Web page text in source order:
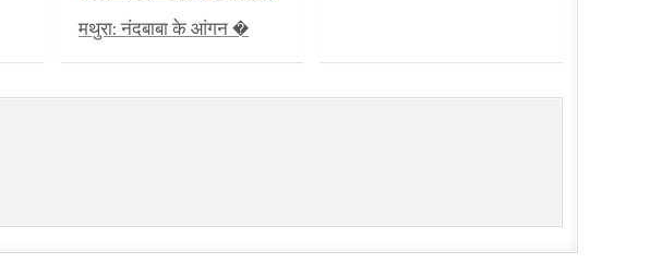
मथुरा: नंदबाबा के आंगन �